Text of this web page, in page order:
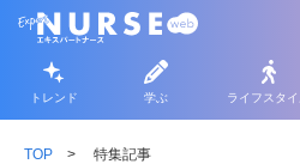
トレンド 学ぶ ライフスタ
TOP 特集記事